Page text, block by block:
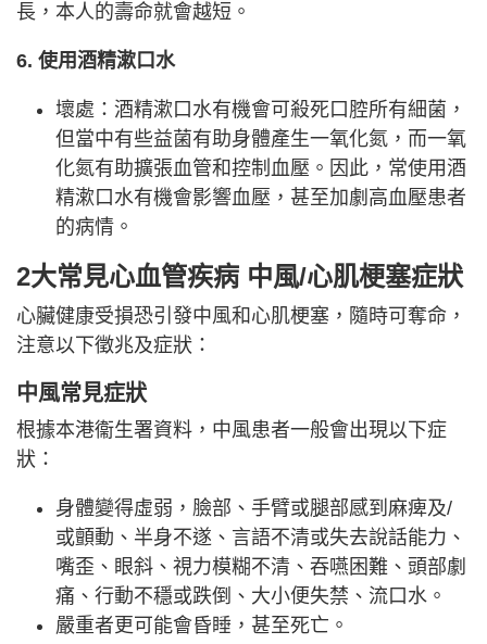
長，本人的壽命就會越短。
6. 使用酒精漱口水
壞處：酒精漱口水有機會可殺死口腔所有細菌，
但當中有些益菌有助身體產生一氧化氮，而一氧
化氮有助擴張血管和控制血壓。因此，常使用酒
精漱口水有機會影響血壓，甚至加劇高血壓患者
的病情。
2大常見心血管疾病 中風/心肌梗塞症狀
心臟健康受損恐引發中風和心肌梗塞，隨時可奪命，
注意以下徵兆及症狀：
中風常見症狀
根據本港衞生署資料，中風患者一般會出現以下症
狀：
身體變得虛弱，臉部、手臂或腿部感到麻痺及/
或顫動、半身不遂、言語不清或失去說話能力、
嘴歪、眼斜、視力模糊不清、吞嚥困難、頭部劇
痛、行動不穩或跌倒、大小便失禁、流口水。
嚴重者更可能會昏睡，甚至死亡。